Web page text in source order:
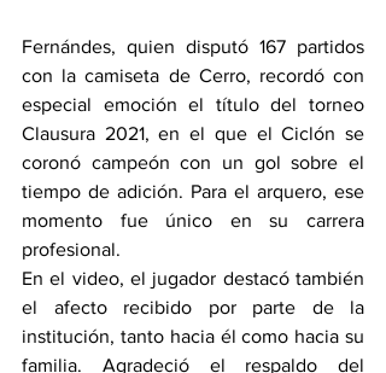
Fernándes, quien disputó 167 partidos
con la camiseta de Cerro, recordó con
especial emoción el título del torneo
Clausura 2021, en el que el Ciclón se
coronó campeón con un gol sobre el
tiempo de adición. Para el arquero, ese
momento fue único en su carrera
profesional.
En el video, el jugador destacó también
el afecto recibido por parte de la
institución, tanto hacia él como hacia su
familia. Agradeció el respaldo del